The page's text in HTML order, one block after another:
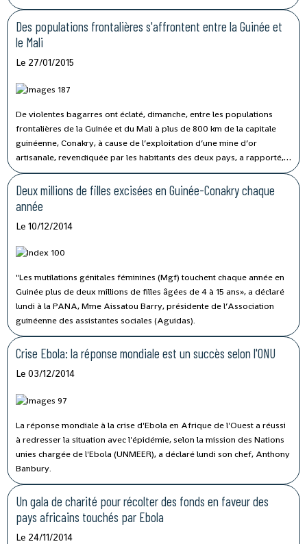
Des populations frontalières s'affrontent entre la Guinée et
le Mali
Le 27/01/2015
De violentes bagarres ont éclaté, dimanche, entre les populations
frontalières de la Guinée et du Mali à plus de 800 km de la capitale
guinéenne, Conakry, à cause de l’exploitation d’une mine d’or
artisanale, revendiquée par les habitants des deux pays, a rapporté,
lundi, la Radio Télévision Guinéenne (RTG), citant l’Agence Guinéenne
de Presse (AGP).
Deux millions de filles excisées en Guinée-Conakry chaque
année
Le 10/12/2014
"Les mutilations génitales féminines (Mgf) touchent chaque année en
Guinée plus de deux millions de filles âgées de 4 à 15 ans», a déclaré
lundi à la PANA, Mme Aissatou Barry, présidente de l’Association
guinéenne des assistantes sociales (Aguidas).
Crise Ebola: la réponse mondiale est un succès selon l'ONU
Le 03/12/2014
La réponse mondiale à la crise d'Ebola en Afrique de l'Ouest a réussi
à redresser la situation avec l'épidémie, selon la mission des Nations
unies chargée de l'Ebola (UNMEER), a déclaré lundi son chef, Anthony
Banbury.
Un gala de charité pour récolter des fonds en faveur des
pays africains touchés par Ebola
Le 24/11/2014